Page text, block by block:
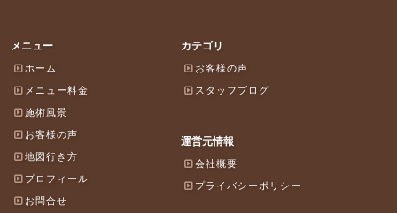
メニュー
ホーム
メニュー料金
施術風景
お客様の声
地図行き方
プロフィール
お問合せ
カテゴリ
お客様の声
スタッフブログ
運営元情報
会社概要
プライバシーポリシー